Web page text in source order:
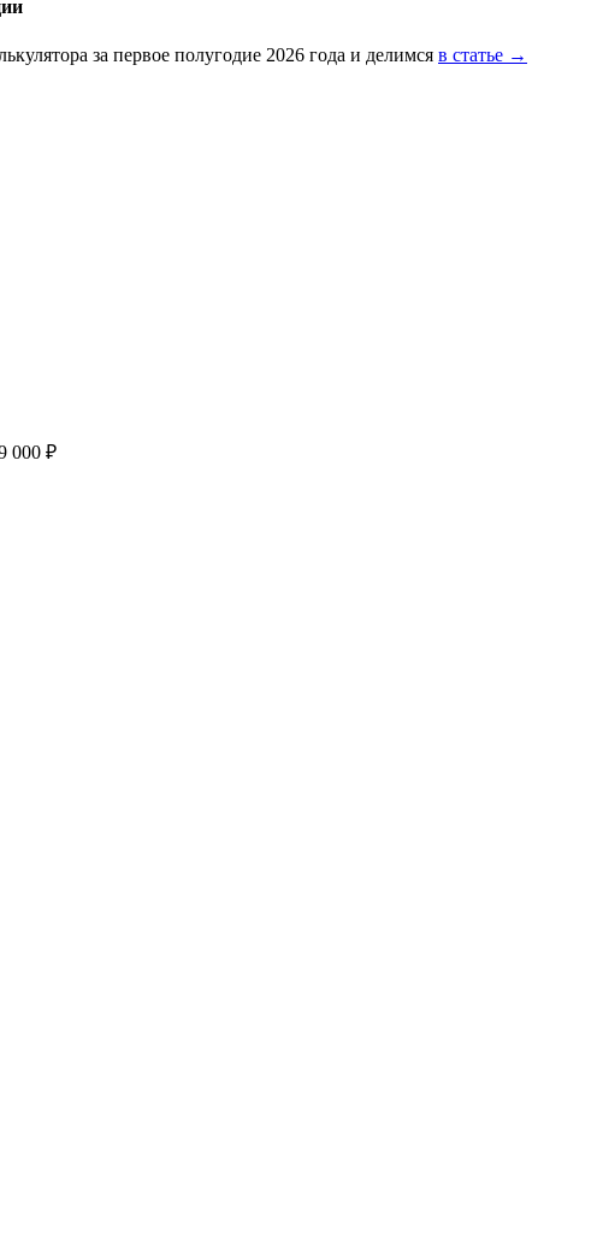
за первое полугодие 2026 года и делимся в статье →
000 ₽